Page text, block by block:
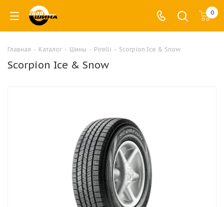
0
Главная - Каталог - Шины - Pirelli - Scorpion Ice & Snow
Scorpion Ice & Snow